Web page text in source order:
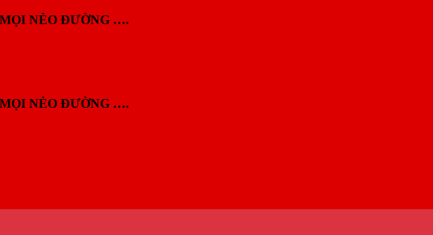
NẺO ĐƯỜNG ….
NẺO ĐƯỜNG ….